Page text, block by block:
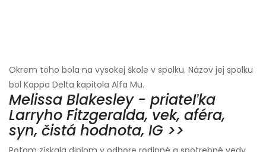
Okrem toho bola na vysokej škole v spolku. Názov jej spolku
bol Kappa Delta kapitola Alfa Mu.
Melissa Blakesley - priateľka
Larryho Fitzgeralda, vek, aféra,
syn, čistá hodnota, IG >>